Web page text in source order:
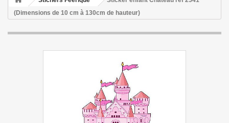
(Dimensions de 10 cm à 130cm de hauteur)